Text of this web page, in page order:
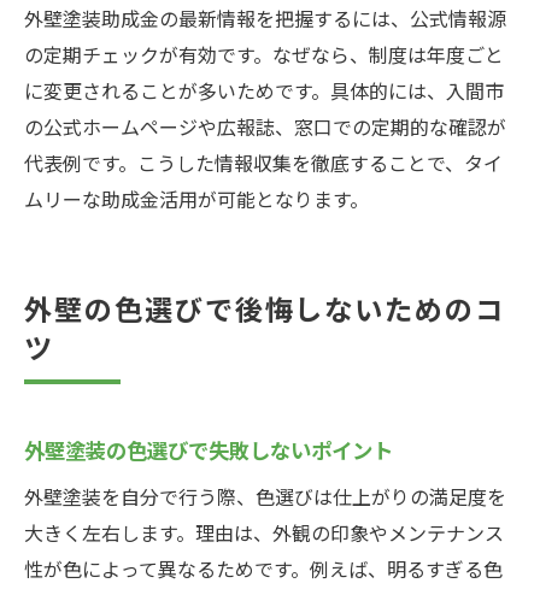
外壁塗装助成金の最新情報を把握するには、公式情報源
の定期チェックが有効です。なぜなら、制度は年度ごと
に変更されることが多いためです。具体的には、入間市
の公式ホームページや広報誌、窓口での定期的な確認が
代表例です。こうした情報収集を徹底することで、タイ
ムリーな助成金活用が可能となります。
外壁の色選びで後悔しないためのコ
ツ
外壁塗装の色選びで失敗しないポイント
外壁塗装を自分で行う際、色選びは仕上がりの満足度を
大きく左右します。理由は、外観の印象やメンテナンス
性が色によって異なるためです。例えば、明るすぎる色